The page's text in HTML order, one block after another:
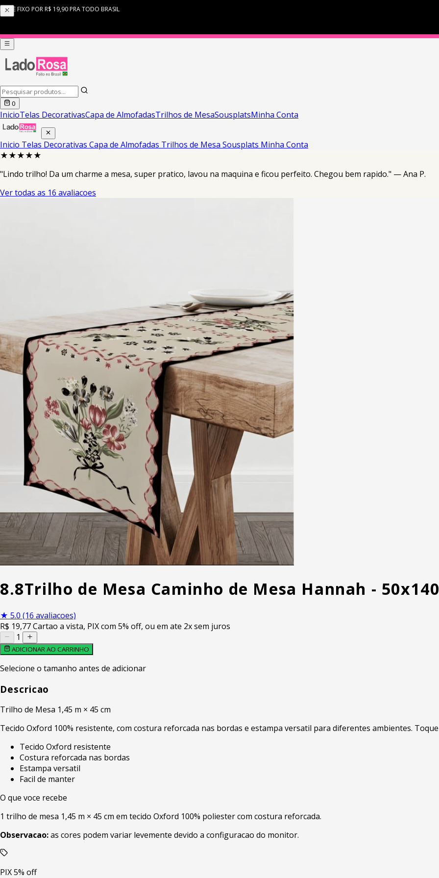
0
InicioTelas DecorativasCapa de AlmofadasTrilhos de MesaSousplatsMinha Conta
Inicio Telas Decorativas Capa de Almofadas Trilhos de Mesa Sousplats Minha Conta
★★★★★
"Lindo trilho! Da um charme a mesa, super pratico, lavou na maquina e ficou perfeito. Chegou bem rapido." — Ana P.
Ver todas as 16 avaliacoes
8.8Trilho de Mesa Caminho de Mesa Hannah -
★ 5.0 (16 avaliacoes)
R$ 19,77Cartao a vista, PIX com 5% off, ou em ate 2x sem juros
1
ADICIONAR AO CARRINHO
Selecione o tamanho antes de adicionar
Descricao
Trilho de Mesa 1,45 m × 45 cm
Tecido Oxford 100% resistente, com costura reforcada nas bordas e estampa versatil para diferentes ambientes.
Tecido Oxford resistente
Costura reforcada nas bordas
Estampa versatil
Facil de manter
O que voce recebe
1 trilho de mesa 1,45 m × 45 cm em tecido Oxford 100% poliester com costura reforcada.
Observacao:as cores podem variar levemente devido a configuracao do monitor.
PIX 5% off